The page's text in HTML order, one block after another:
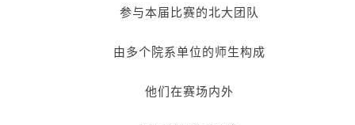
参与本届比赛的北大团队
由多个院系单位的师生构成
他们在赛场内外